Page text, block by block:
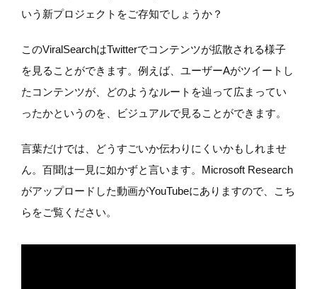
いう新プロジェクトをご存知でしょうか？
このViralSearchはTwitterでコンテンツが拡散される様子
を見ることができます。例えば、ユーザーAがツイートし
たコンテンツが、どのようなルートを辿って広まってい
ったかというのを、ビジュアルで見ることができます。
言葉だけでは、どうすごいか伝わりにくいかもしれませ
ん。百聞は一見に如かずと言います。Microsoft Research
がアップロードした動画がYouTubeにありますので、こち
らをご覧ください。